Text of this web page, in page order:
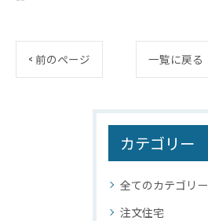
< 前のページ 一覧に戻る
カテゴリー
全てのカテゴリー
注文住宅